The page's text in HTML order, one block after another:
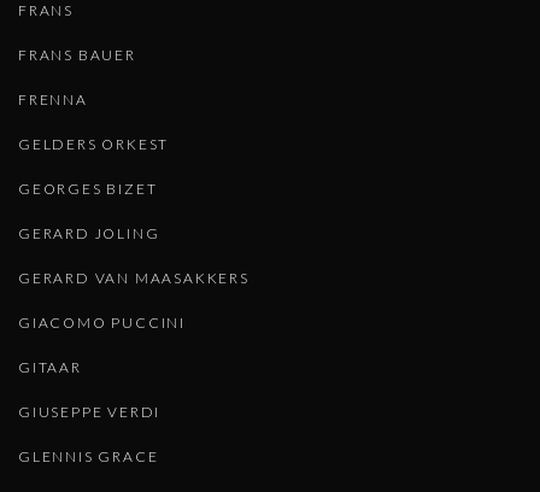
FRANS
FRANS BAUER
FRENNA
GELDERS ORKEST
GEORGES BIZET
GERARD JOLING
GERARD VAN MAASAKKERS
GIACOMO PUCCINI
GITAAR
GIUSEPPE VERDI
GLENNIS GRACE